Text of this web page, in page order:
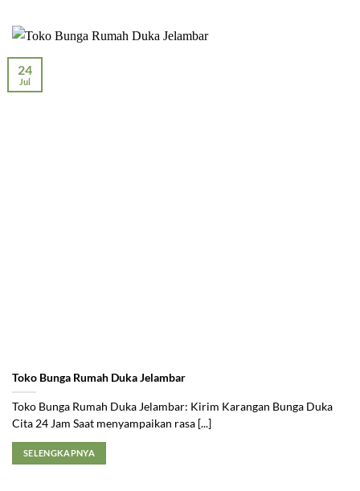
Toko Bunga Rumah Duka Jelambar
Toko Bunga Rumah Duka Jelambar: Kirim Karangan Bunga Duka
Cita 24 Jam Saat menyampaikan rasa [...]
SELENGKAPNYA
24
Jul